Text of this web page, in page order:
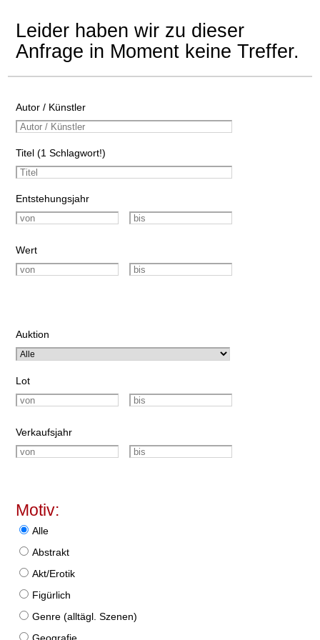
Leider haben wir zu dieser
Anfrage in Moment keine Treffer.
Autor / Künstler
Titel (1 Schlagwort!)
Entstehungsjahr
Wert
Auktion
Lot
Verkaufsjahr
Motiv:
Alle
Abstrakt
Akt/Erotik
Figürlich
Genre (alltägl. Szenen)